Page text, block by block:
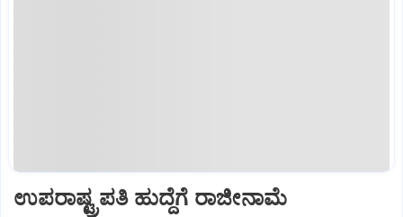
ಉಪರಾಷ್ಟ್ರಪತಿ ಹುದ್ದೆಗೆ ರಾಜೀನಾಮೆ